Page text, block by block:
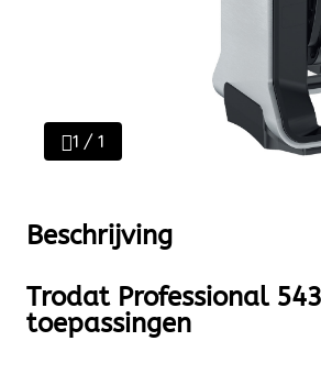
1 / 1
Beschrijving
Trodat Professional
toepassingen